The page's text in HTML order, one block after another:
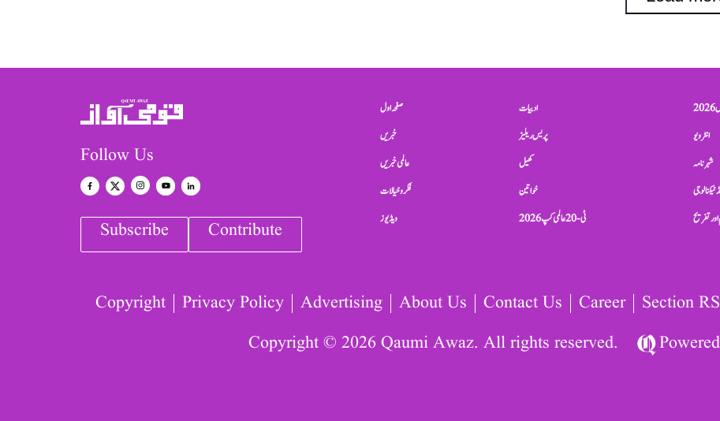
Follow Us
Subscribe Contribute
صفحہ اول
خبریں
عالمی خبریں
فکر و خیالات
ویڈیوز
ادبیات
پریس ریلیز
کھیل
خواتین
ٹی-20 عالمی کپ 2026
انٹرویو
شہرنامہ
اور تفریح
Copyright Privacy Policy Advertising About Us Contact Us Career Section
Copyright © 2026 Qaumi Awaz. All rights reserved.